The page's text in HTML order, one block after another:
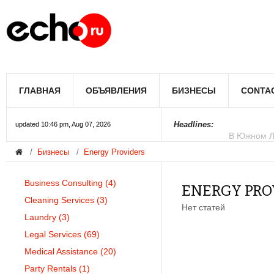
ГЛАВНАЯ ОБЪЯВЛЕНИЯ БИЗНЕСЫ
updated 10:46 pm, Aug 07, 2026 Headlines:
В Лос-
Бизнесы Energy Providers
ENERGY
Нет статей
Business Consulting (4)
Cleaning Services (3)
Laundry (3)
Legal Services (69)
Medical Assistance (20)
Party Rentals (1)